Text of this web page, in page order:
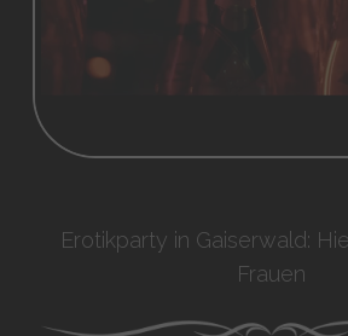
Erotikparty in Gaiserwald:
Frauen